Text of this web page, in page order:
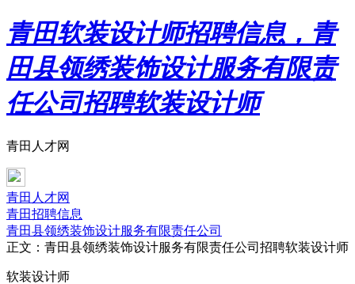
青田软装设计师招聘信息，青
田县领绣装饰设计服务有限责
任公司招聘软装设计师
青田人才网
青田人才网
青田招聘信息
青田县领绣装饰设计服务有限责任公司
正文：青田县领绣装饰设计服务有限责任公司招聘软装设计师
软装设计师